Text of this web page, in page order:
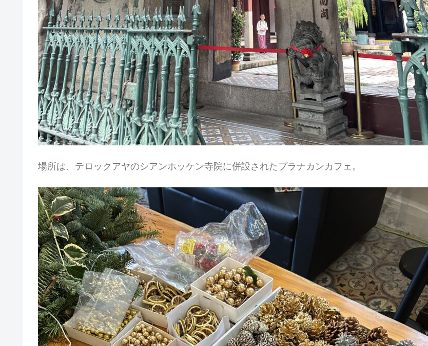
場所は、テロックアヤのシアンホッケン寺院に併設されたプラナカンカフェ。